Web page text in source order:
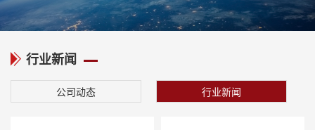
行业新闻
公司动态 行业新闻